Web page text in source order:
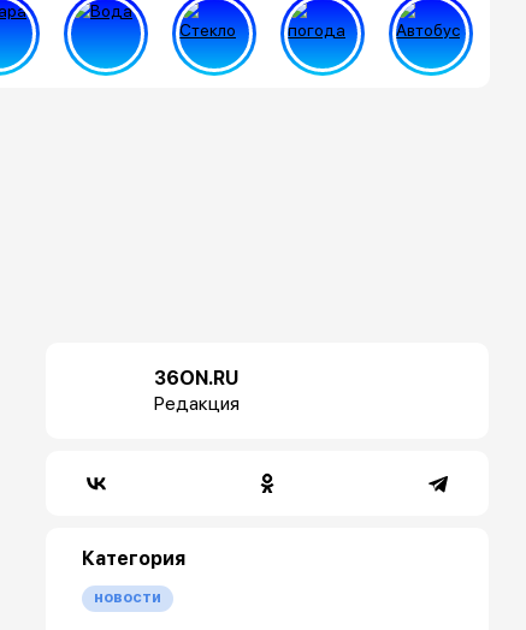
36ON.RU
Редакция
Категория
новости